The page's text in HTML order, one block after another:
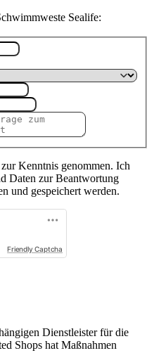
Sealife:
zur Kenntnis genommen. Ich
Daten zur Beantwortung
und gespeichert werden.
Friendly Captcha
Dienstleister für die
Shops hat Maßnahmen